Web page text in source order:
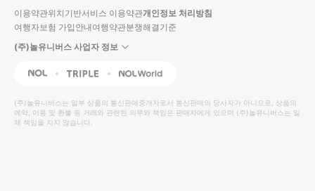
이용약관위치기반서비스 이용약관개인정보 처리방침
여행자보험 가입안내여행약관분쟁해결기준
(주)놀유니버스 사업자 정보
NOL Triple Interpark Global
(주)놀유니버스는 일부 상품의 통신판매중개자로서 통신판매의 당사자가 아니므로, 상품의
예약, 이용 및 환불 등 거래와 관련된 의무와 책임은 판매자에게 있으며 (주)놀유니버스는 일
체 책임을 지지 않습니다.